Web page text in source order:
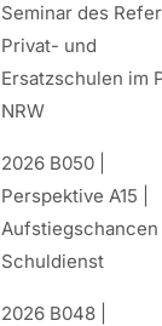
Seminar des
Privat- und
Ersatzschulen im
NRW
2026 B050 |
Perspektive A15 |
Aufstiegschancen
Schuldienst
2026 B048 |